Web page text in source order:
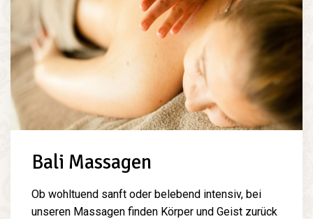
Bali Massagen
Ob wohltuend sanft oder belebend intensiv, bei
unseren Massagen finden Körper und Geist zurück